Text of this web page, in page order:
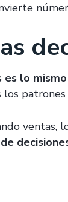
lo
patrones
ventas,